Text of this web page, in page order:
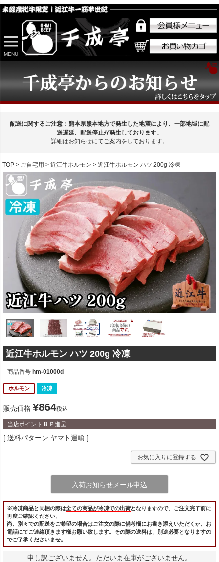
MENU
配送に関するご注意：熊本県熊本地方で発生した地震により、一部地域に配
送遅延、配送停止が発生しております。
詳細はお知らせにてご案内をしております。
TOP ご自宅用 近江牛ホルモン 近江牛ホルモン ハツ 200g 冷凍
近江牛ホルモン ハツ 200g 冷凍
商品番号 hm-01000d
ホルモン 冷凍
販売価格 ¥864税込
当店ポイント 8 Ｐ進呈
送料パターン ヤマト運輸
お気に入りに登録する
入荷お知らせメール申込
※冷凍商品と同梱の際は全ての商品が冷凍での出荷となりますので、ご注文完了前に
再度ご確認ください。
尚、別々での配送をご希望の場合はご注文の際に備考欄にお書き添えいただくか、お
電話にてご連絡頂きます様お願い致します。 その際の送料は、別途必要となりますの
でご了承くださいませ。
申し訳ございません。ただいま在庫がございません。